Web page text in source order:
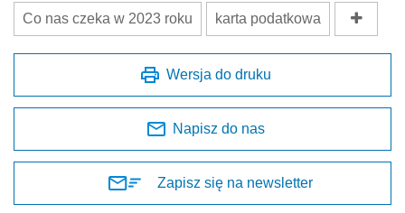
Co nas czeka w 2023 roku karta podatkowa
Wersja do druku
Napisz do nas
Zapisz się na newsletter